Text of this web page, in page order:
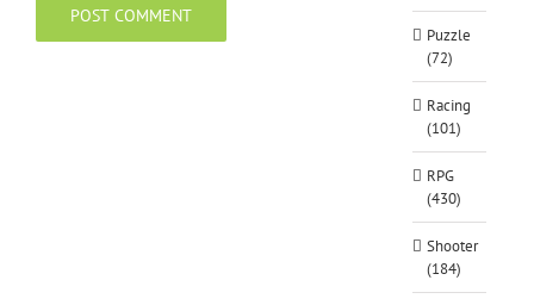
Puzzle
(72)
Racing
(101)
RPG
(430)
Shooter
(184)